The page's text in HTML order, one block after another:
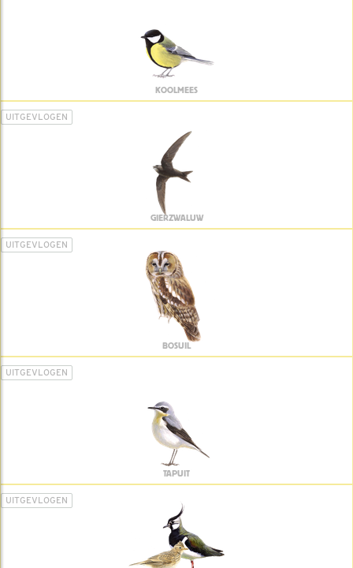
KOOLMEES
UITGEVLOGEN
GIERZWALUW
UITGEVLOGEN
BOSUIL
UITGEVLOGEN
TAPUIT
UITGEVLOGEN